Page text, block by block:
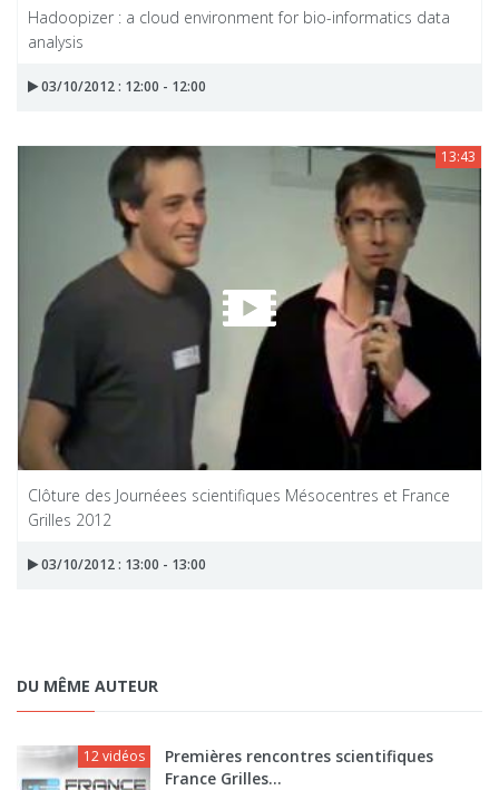
Hadoopizer : a cloud environment for bio-informatics data
analysis
03/10/2012 : 12:00 - 12:00
13:43
Clôture des Journéees scientifiques Mésocentres et France
Grilles 2012
03/10/2012 : 13:00 - 13:00
DU MÊME AUTEUR
12 vidéos
Premières rencontres scientifiques
France Grilles...